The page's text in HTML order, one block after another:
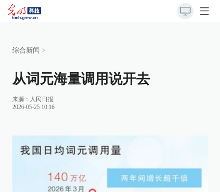
综合新闻 >
从词元海量调用说开去
来源： 人民日报
2026-05-25 10:16